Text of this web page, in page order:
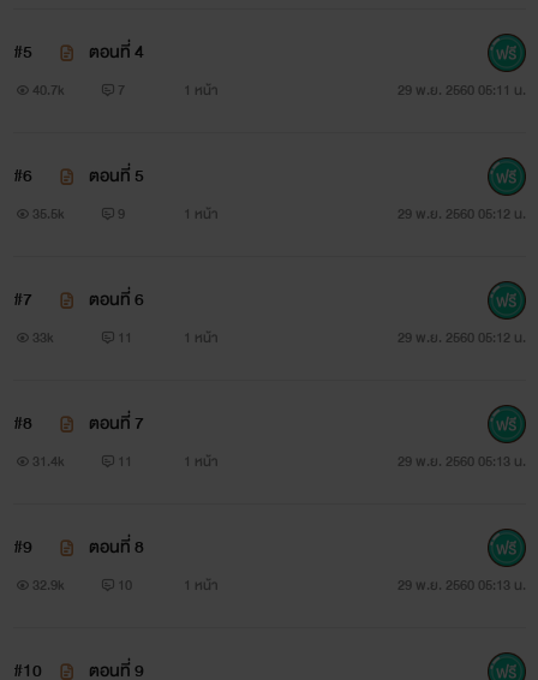
#5 ตอนที่ 4
40.7k 7 1 หน้า 29 พ.ย. 2560 05:11 น.
#6 ตอนที่ 5
35.5k 9 1 หน้า 29 พ.ย. 2560 05:12 น.
#7 ตอนที่ 6
33k 11 1 หน้า 29 พ.ย. 2560 05:12 น.
#8 ตอนที่ 7
31.4k 11 1 หน้า 29 พ.ย. 2560 05:13 น.
#9 ตอนที่ 8
32.9k 10 1 หน้า 29 พ.ย. 2560 05:13 น.
#10 ตอนที่ 9